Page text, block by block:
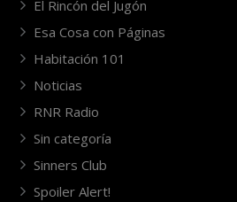
El Rincón del Jugón
Esa Cosa con Páginas
Habitación 101
Noticias
RNR Radio
Sin categoría
Sinners Club
Spoiler Alert!